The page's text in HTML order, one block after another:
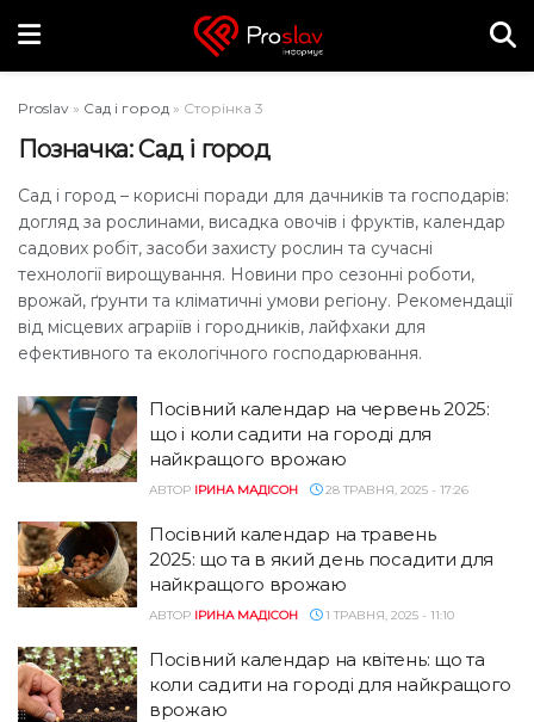
Proslav » Сад і город » Сторінка 3
Позначка:Сад і город
Сад і город – корисні поради для дачників та господарів:
догляд за рослинами, висадка овочів і фруктів, календар
садових робіт, засоби захисту рослин та сучасні
технології вирощування. Новини про сезонні роботи,
врожай, ґрунти та кліматичні умови регіону. Рекомендації
від місцевих аграріїв і городників, лайфхаки для
ефективного та екологічного господарювання.
Посівний календар на червень 2025:
що і коли садити на городі для
найкращого врожаю
АВТОР ІРИНА МАДІСОН 28 ТРАВНЯ, 2025 - 17:26
Посівний календар на травень
2025: що та в який день посадити для
найкращого врожаю
АВТОР ІРИНА МАДІСОН 1 ТРАВНЯ, 2025 - 11:10
Посівний календар на квітень: що та
коли садити на городі для найкращого
врожаю